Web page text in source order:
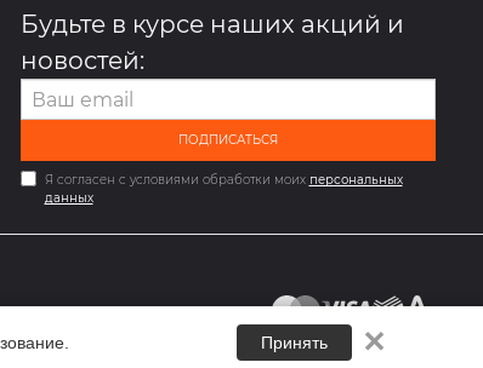
Принять ✕
Будьте в курсе наших акций и
новостей:
ПОДПИСАТЬСЯ
Я согласен с условиями обработки моих персональных
данных